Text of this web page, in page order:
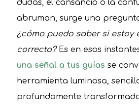
dudas, el cansancio o la
abruman, surge una
¿cómo puedo saber si estoy
correcto?Es en esos
una señal a tus guías se
herramienta luminosa,
profundamente